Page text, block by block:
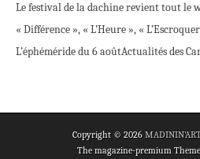
Le festival de la dachine revient tout le
« Différence », « L’Heure », «
L’éphéméride du 6 aoûtActualités des
Copyright © 2026 MADININ'ART
The magazine-premium